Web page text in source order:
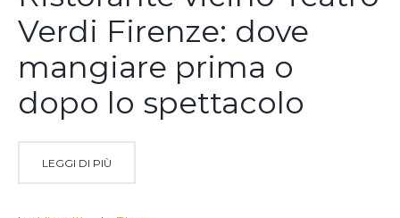
Verdi Firenze: dove
mangiare prima o
dopo lo spettacolo
LEGGI DI PIÙ